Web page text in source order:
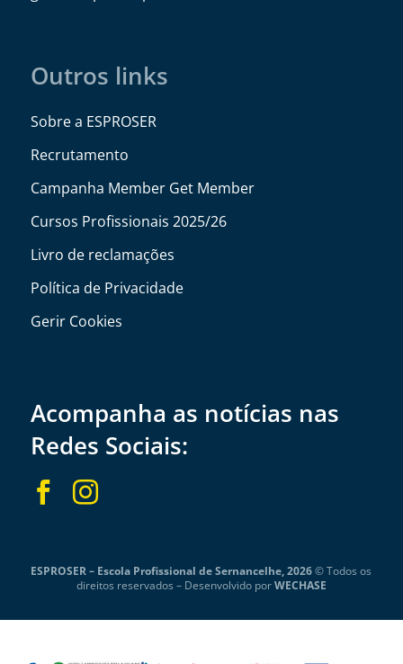
Outros links
Sobre a ESPROSER
Recrutamento
Campanha Member Get Member
Cursos Profissionais 2025/26
Livro de reclamações
Política de Privacidade
Gerir Cookies
Acompanha as notícias nas
Redes Sociais:
 
ESPROSER – Escola Profissional de Sernancelhe, 2026© Todos os
direitos reservados – Desenvolvido porWECHASE